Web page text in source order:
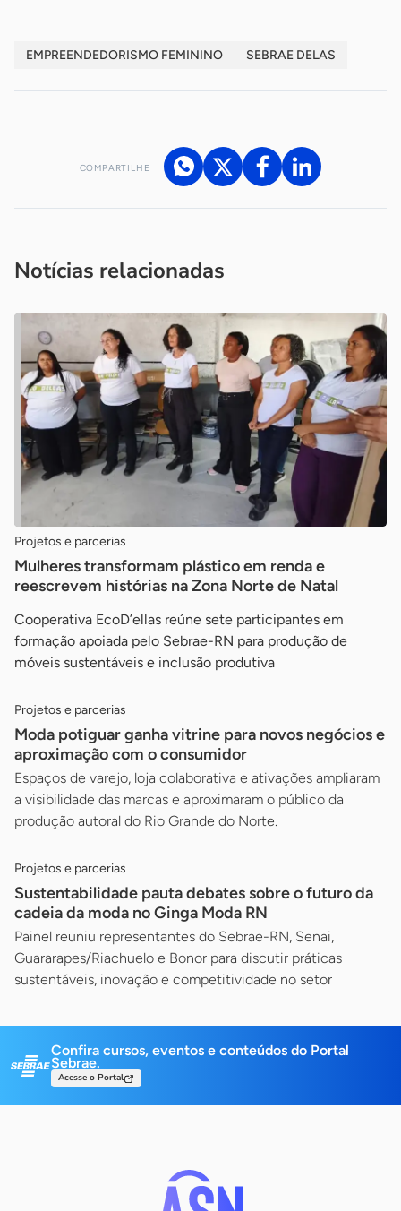
EMPREENDEDORISMO FEMININO SEBRAE DELAS
COMPARTILHE
Notícias relacionadas
Projetos e parcerias
Mulheres transformam plástico em renda e
reescrevem histórias na Zona Norte de Natal
Cooperativa EcoD’ellas reúne sete participantes em
formação apoiada pelo Sebrae-RN para produção de
móveis sustentáveis e inclusão produtiva
Projetos e parcerias
Moda potiguar ganha vitrine para novos negócios e
aproximação com o consumidor
Espaços de varejo, loja colaborativa e ativações ampliaram
a visibilidade das marcas e aproximaram o público da
produção autoral do Rio Grande do Norte.
Projetos e parcerias
Sustentabilidade pauta debates sobre o futuro da
cadeia da moda no Ginga Moda RN
Painel reuniu representantes do Sebrae-RN, Senai,
Guararapes/Riachuelo e Bonor para discutir práticas
sustentáveis, inovação e competitividade no setor
Confira cursos, eventos e conteúdos do Portal
Sebrae.
Acesse o Portal